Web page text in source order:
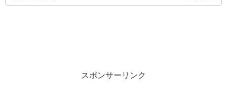
スポンサーリンク